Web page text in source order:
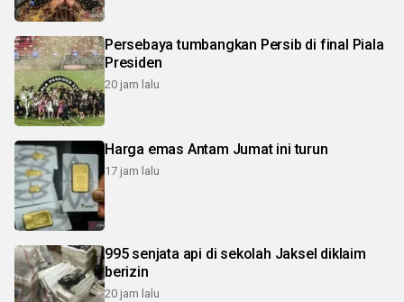
Persebaya tumbangkan Persib di final Piala
Presiden
20 jam lalu
Harga emas Antam Jumat ini turun
17 jam lalu
995 senjata api di sekolah Jaksel diklaim
berizin
20 jam lalu